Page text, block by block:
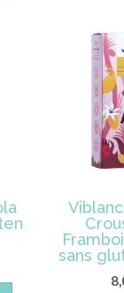
sans